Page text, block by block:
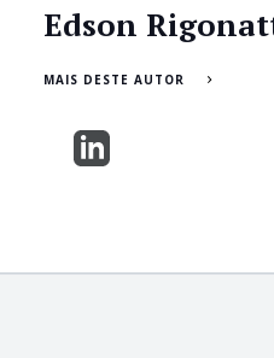
Edson
MAIS DESTE AUTOR